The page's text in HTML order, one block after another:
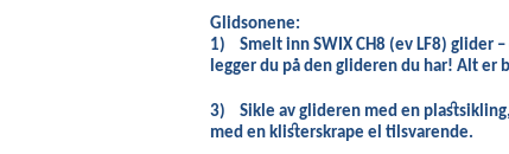
Glidsonene:
1)
Smelt inn SWIX CH8 (ev LF8) glider
legger du på den glideren du har! Alt er
3) Sikle av glideren med en
med en klisterskrape el tilsvarende.